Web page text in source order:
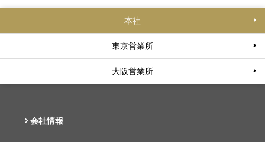
本社
東京営業所
大阪営業所
会社情報